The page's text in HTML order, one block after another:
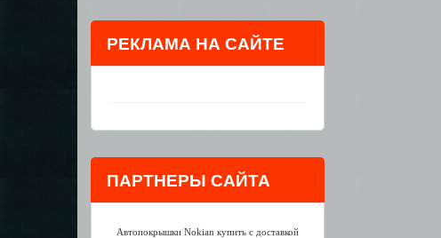
РЕКЛАМА НА САЙТЕ
ПАРТНЕРЫ САЙТА
Автопокрышки Nokian купить с доставкой